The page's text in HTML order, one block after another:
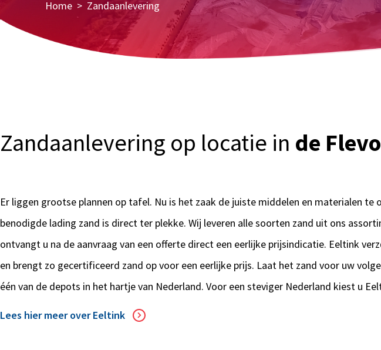
Home Zandaanlevering
Zandaanlevering op locatie in de
Er liggen grootse plannen op tafel. Nu is het zaak de juiste middelen en materialen te
benodigde lading zand is direct ter plekke. Wij leveren alle soorten zand uit ons
ontvangt u na de aanvraag van een offerte direct een eerlijke prijsindicatie. Eeltink
en brengt zo gecertificeerd zand op voor een eerlijke prijs. Laat het zand voor uw
één van de depots in het hartje van Nederland. Voor een steviger Nederland kiest u
Lees hier meer over Eeltink